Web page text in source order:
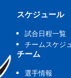
スケジュール
試合日程一覧
チームスケジ
チーム
選手情報